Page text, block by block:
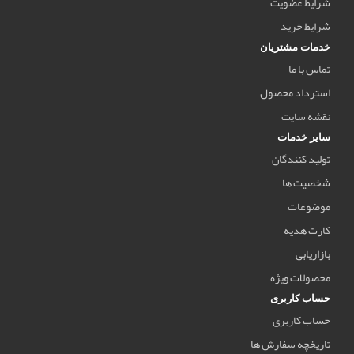
شرایط خرید
خدمات مشتریان
تماس با ما
استرداد محصول
نقشه سایت
سایر خدمات
تولید کنندگان
شخصیت ها
موضوعات
کارت هدیه
بازاریابی
محصولات ویژه
حساب کاربری
حساب کاربری
تاریخچه سفارش ها